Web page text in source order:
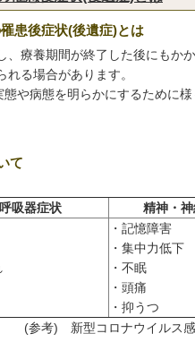
患後症状(後遺症)とは
療養期間が終了した後にもか
る場合があります。
や病態を明らかにするために
て
呼吸器症状 精神・
・記憶障害
・集中力低下
・不眠
・頭痛
・抑うつ
(参考) 新型コロナウイルス感